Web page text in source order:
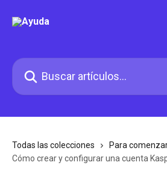
Buscar artículos...
Todas las colecciones
Para
Cómo crear y configurar una cuenta